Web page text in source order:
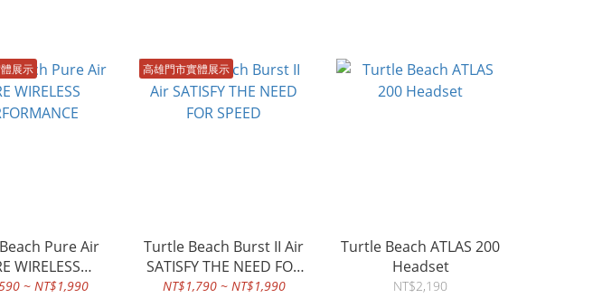
展示
Pure Air
WIRELESS
~ NT$1,990
高雄門市實體展示
Turtle Beach Burst II Air
SATISFY THE NEED FOR
SPEED
NT$1,790 ~ NT$1,990
Turtle Beach ATLAS 200
Headset
NT$2,190